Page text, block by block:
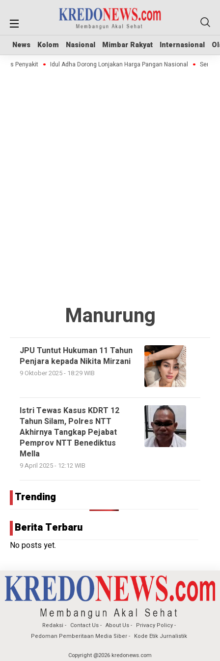
News Kolom Nasional Mimbar Rakyat Internasional
News Kolom Nasional Mimbar Rakyat Internasional
Penyakit Idul Adha Dorong Lonjakan Harga Pangan Nasional
Manurung
JPU Tuntut Hukuman 11 Tahun
Penjara kepada Nikita Mirzani
9 Oktober 2025 - 18:29 WIB
Istri Tewas Kasus KDRT 12
Tahun Silam, Polres NTT
Akhirnya Tangkap Pejabat
Pemprov NTT Benediktus
Mella
9 April 2025 - 12:12 WIB
Trending
Berita Terbaru
No posts yet.
Redaksi Contact Us About Us
Privacy Policy
Pedoman Pemberitaan Media Siber
Kode Etik Jurnalistik
Copyright @2026 kredonews.com